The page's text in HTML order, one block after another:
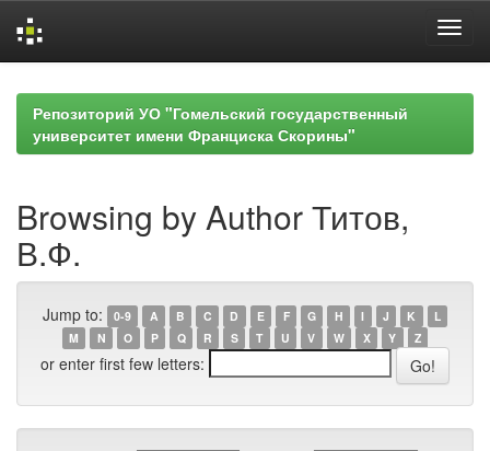
navigationРепозиторий УО "Гомельский государственный
университет имени Франциска Скорины"
Browsing by Author Титов,
В.Ф.
Jump to: 0-9 A B C D E F G H I J K
L
M
N O P Q R S T U V W X Y Z
or enter first few letters: